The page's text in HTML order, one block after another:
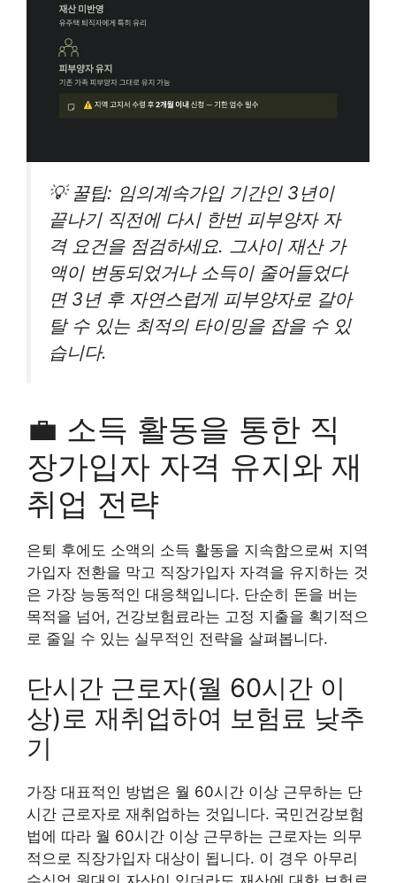
💡 꿀팁: 임의계속가입 기간인 3년이
끝나기 직전에 다시 한번 피부양자 자
격 요건을 점검하세요. 그사이 재산 가
액이 변동되었거나 소득이 줄어들었다
면 3년 후 자연스럽게 피부양자로 갈아
탈 수 있는 최적의 타이밍을 잡을 수 있
습니다.
💼 소득 활동을 통한 직
장가입자 자격 유지와 재
취업 전략
은퇴 후에도 소액의 소득 활동을 지속함으로써 지역
가입자 전환을 막고 직장가입자 자격을 유지하는 것
은 가장 능동적인 대응책입니다. 단순히 돈을 버는
목적을 넘어, 건강보험료라는 고정 지출을 획기적으
로 줄일 수 있는 실무적인 전략을 살펴봅니다.
단시간 근로자(월 60시간 이
상)로 재취업하여 보험료 낮추
기
가장 대표적인 방법은 월 60시간 이상 근무하는 단
시간 근로자로 재취업하는 것입니다. 국민건강보험
법에 따라 월 60시간 이상 근무하는 근로자는 의무
적으로 직장가입자 대상이 됩니다. 이 경우 아무리